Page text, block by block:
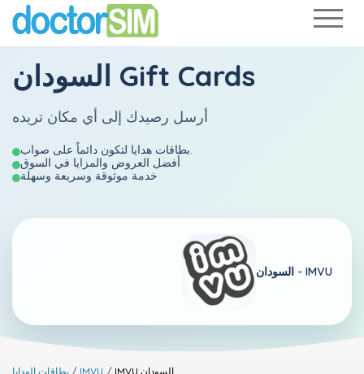
السودان Gift Cards
أرسل رصيدك إلى أي مكان تريده
أفضل العروض والمزايا في السوق
خدمة موثوقة وسريعة وسهلة
السودان - IMVU
بطاقات الهدايا IMVU IMVU السودان